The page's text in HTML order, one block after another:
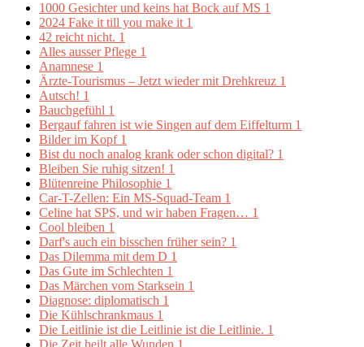
1000 Gesichter und keins hat Bock auf MS 1
2024 Fake it till you make it 1
42 reicht nicht. 1
Alles ausser Pflege 1
Anamnese 1
Ärzte-Tourismus – Jetzt wieder mit Drehkreuz 1
Autsch! 1
Bauchgefühl 1
Bergauf fahren ist wie Singen auf dem Eiffelturm 1
Bilder im Kopf 1
Bist du noch analog krank oder schon digital? 1
Bleiben Sie ruhig sitzen! 1
Blütenreine Philosophie 1
Car-T-Zellen: Ein MS-Squad-Team 1
Celine hat SPS, und wir haben Fragen… 1
Cool bleiben 1
Darf's auch ein bisschen früher sein? 1
Das Dilemma mit dem D 1
Das Gute im Schlechten 1
Das Märchen vom Starksein 1
Diagnose: diplomatisch 1
Die Kühlschrankmaus 1
Die Leitlinie ist die Leitlinie ist die Leitlinie. 1
Die Zeit heilt alle Wunden 1